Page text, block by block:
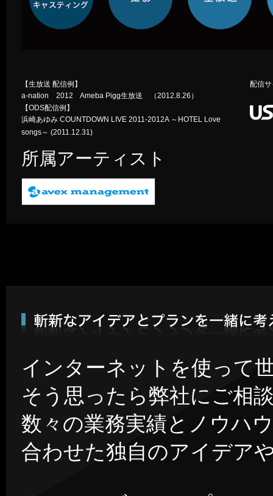
【生放送 配信例】
a-nation 2012 Ameba Pigg生放送 （2012.8.26）
【ODS配信例】
浜崎あゆみ COUNTDOWN LIVE 2011-2012A ～HOTEL Love
songs～ (2011.12.31)
配信
所属アーティスト
インターネットを使って
そう思ったら弊社にご相
数々の業務実績とノウハ
合わせた独自のアイデア